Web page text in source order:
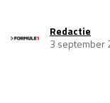
GP
Redactie
3 september